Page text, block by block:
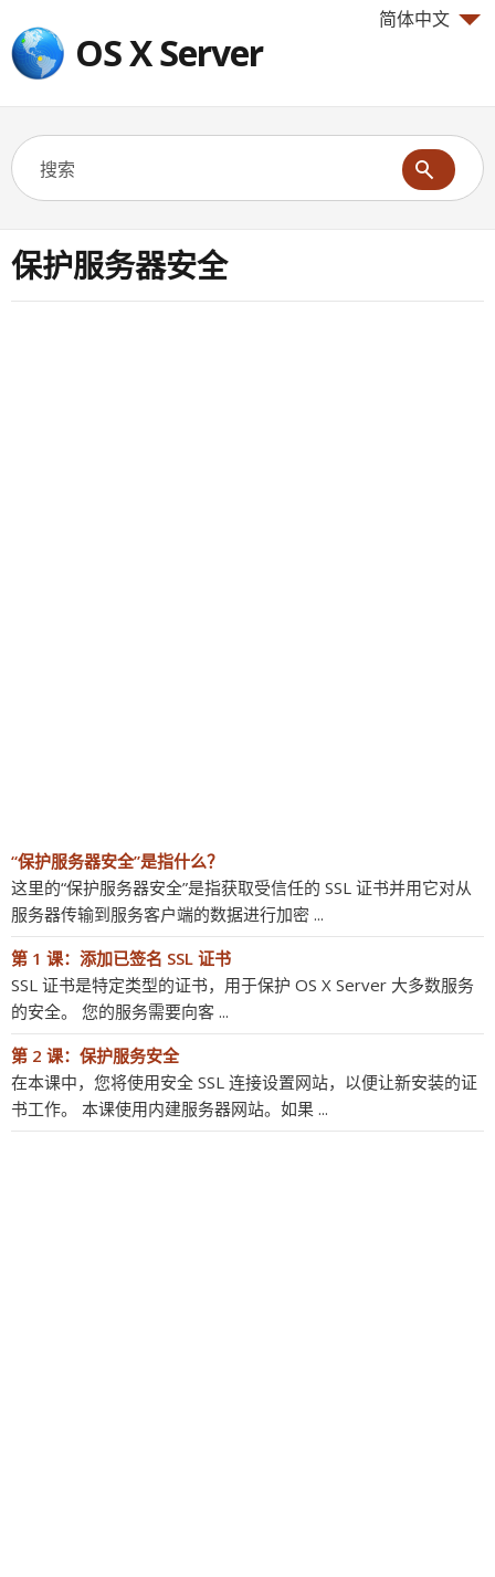
简体中文
OS X Server
保护服务器安全
“保护服务器安全”是指什么？
这里的“保护服务器安全”是指获取受信任的 SSL 证书并用它对从
服务器传输到服务客户端的数据进行加密 ...
第 1 课：添加已签名 SSL 证书
SSL 证书是特定类型的证书，用于保护 OS X Server 大多数服务
的安全。 您的服务需要向客 ...
第 2 课：保护服务安全
在本课中，您将使用安全 SSL 连接设置网站，以便让新安装的证
书工作。 本课使用内建服务器网站。如果 ...